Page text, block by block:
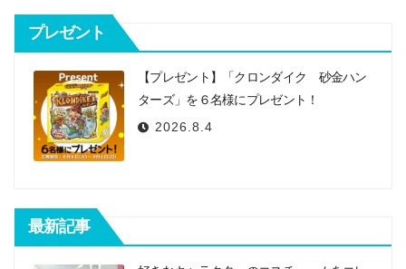
シ
ョ
ン
プレゼント
【プレゼント】「クロンダイク 砂金ハン
ターズ」を６名様にプレゼント！
2026.8.4
最新記事